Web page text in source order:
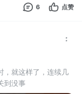
6 点赞
，就这样了，连续几
到没事